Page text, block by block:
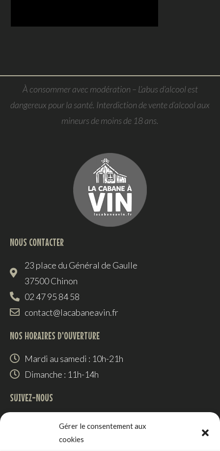
Gérer le consentement aux
cookies
À consommer avec modération – L’abus d’alcool est
dangereux pour la santé. Interdiction de vente d’alcool aux
mineurs de moins de 18 ans.
NOUS CONTACTER
23 place du Général de Gaulle
37500 Chinon
02 47 95 84 58
contact@lacabaneavin.fr
NOS HORAIRES D'OUVERTURE
Mardi au samedi : 10h-21h
Dimanche : 11h-14h
SUIVEZ-NOUS